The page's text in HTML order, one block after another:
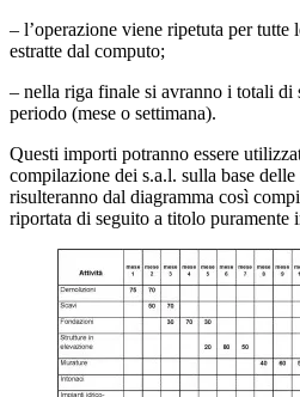
– l’operazione viene ripetuta per tutte
estratte dal computo;
– nella riga finale si avranno i totali di
periodo (mese o settimana).
Questi importi potranno essere
compilazione dei s.a.l. sulla base
risulteranno dal diagramma così
riportata di seguito a titolo puramente